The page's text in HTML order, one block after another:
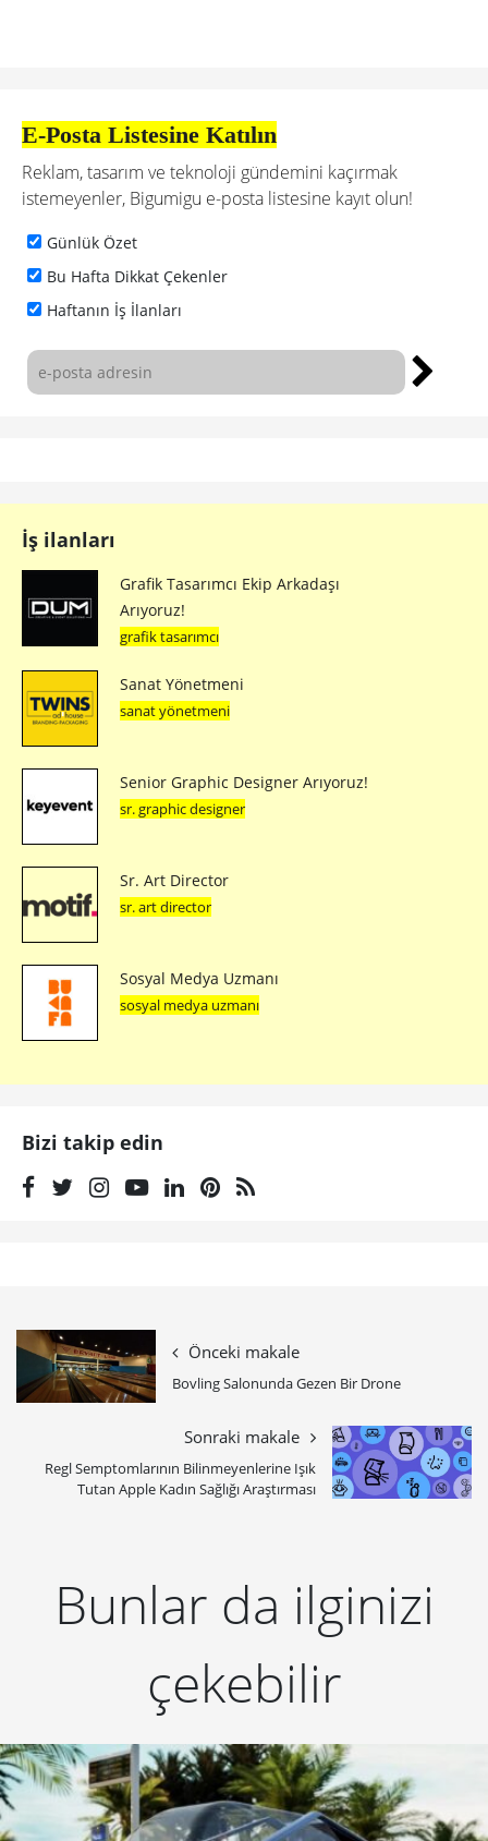
E-Posta Listesine Katılın
Reklam, tasarım ve teknoloji gündemini kaçırmak
istemeyenler, Bigumigu e-posta listesine kayıt olun!
Günlük Özet
Bu Hafta Dikkat Çekenler
Haftanın İş İlanları
İş ilanları
Grafik Tasarımcı Ekip Arkadaşı
Arıyoruz!
grafik tasarımcı
Sanat Yönetmeni
sanat yönetmeni
Senior Graphic Designer Arıyoruz!
sr. graphic designer
Sr. Art Director
sr. art director
Sosyal Medya Uzmanı
sosyal medya uzmanı
Bizi takip edin
Önceki makale
Bovling Salonunda Gezen Bir Drone
Sonraki makale
Regl Semptomlarının Bilinmeyenlerine Işık
Tutan Apple Kadın Sağlığı Araştırması
Bunlar da ilginizi
çekebilir